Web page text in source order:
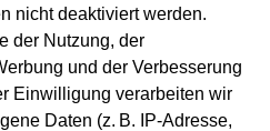
Arbeitsplatz:
in der
nicht deaktiviert werden.
der Nutzung, der
und der Verbesserung
Einwilligung verarbeiten wir
Daten (z. B. IP-Adresse,